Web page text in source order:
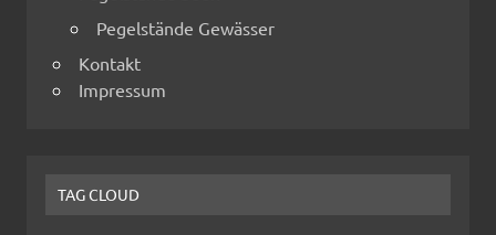
Pegelstände Gewässer
Kontakt
Impressum
TAG CLOUD